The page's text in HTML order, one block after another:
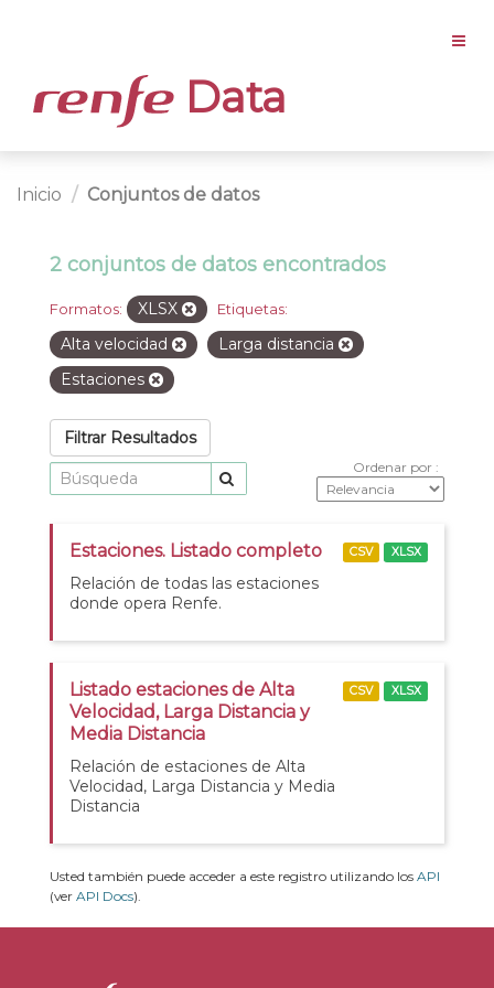
Data
Inicio Conjuntos de datos
2 conjuntos de datos encontrados
Formatos: XLSX Etiquetas:
Alta velocidad
Larga distancia
Estaciones
Filtrar Resultados
Ordenar por
Estaciones. Listado completo
Relación de todas las estaciones
donde opera Renfe.
CSV XLSX
Listado estaciones de Alta
Velocidad, Larga Distancia y
Media Distancia
Relación de estaciones de Alta
Velocidad, Larga Distancia y Media
Distancia
CSV XLSX
Usted también puede acceder a este registro utilizando los API
(ver API Docs).